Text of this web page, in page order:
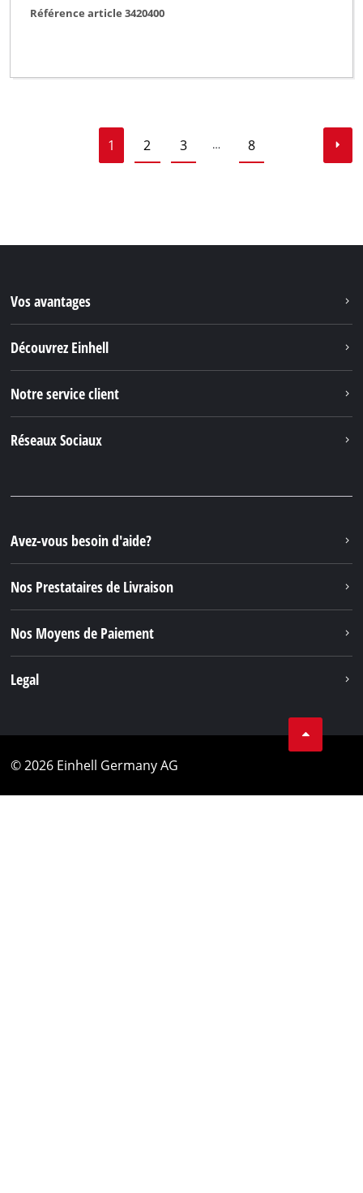
Référence article 3420400
1 2 3 … 8
Vos avantages
Découvrez Einhell
Notre service client
Réseaux Sociaux
Avez-vous besoin d'aide?
Nos Prestataires de Livraison
Nos Moyens de Paiement
Legal
© 2026 Einhell Germany AG